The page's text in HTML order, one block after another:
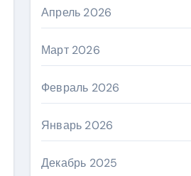
Апрель 2026
Март 2026
Февраль 2026
Январь 2026
Декабрь 2025